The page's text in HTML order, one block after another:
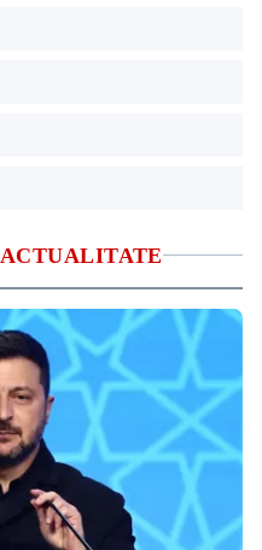
ACTUALITATE